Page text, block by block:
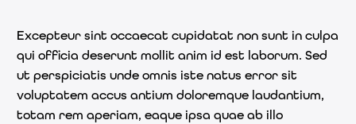
Excepteur sint occaecat cupidatat non sunt in culpa
qui officia deserunt mollit anim id est laborum. Sed
ut perspiciatis unde omnis iste natus error sit
voluptatem accus antium doloremque laudantium,
totam rem aperiam, eaque ipsa quae ab illo